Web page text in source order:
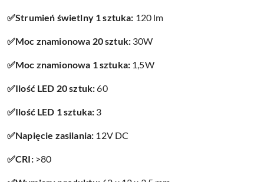
✅Strumień świetlny 1 sztuka: 120 lm
✅Moc znamionowa 20 sztuk: 30W
✅Moc znamionowa 1 sztuka: 1,5W
✅Ilość LED 20 sztuk:60
✅Ilość LED 1 sztuka: 3
✅Napięcie zasilania: 12V DC
✅CRI: >80